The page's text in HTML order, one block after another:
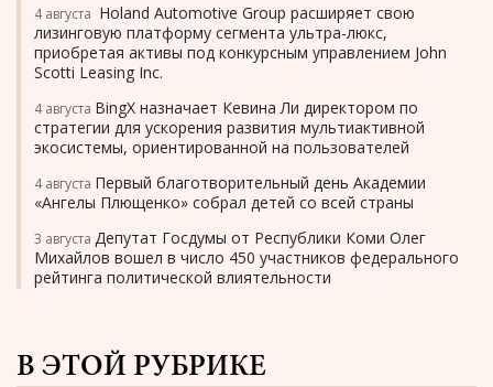
4 августа Holand Automotive Group расширяет свою
лизинговую платформу сегмента ультра-люкс,
приобретая активы под конкурсным управлением John
Scotti Leasing Inc.
4 августа BingX назначает Кевина Ли директором по
стратегии для ускорения развития мультиактивной
экосистемы, ориентированной на пользователей
4 августа Первый благотворительный день Академии
«Ангелы Плющенко» собрал детей со всей страны
3 августа Депутат Госдумы от Республики Коми Олег
Михайлов вошел в число 450 участников федерального
рейтинга политической влиятельности
В ЭТОЙ РУБРИКЕ